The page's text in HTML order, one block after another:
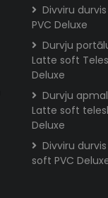
Divviru
PVC Deluxe
Durvju
Latte soft
Deluxe
Durvju
Latte soft
Deluxe
Divviru
soft PVC